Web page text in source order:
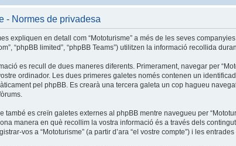
- Normes de privadesa
expliquen en detall com “Mototurisme” a més de les seves companyies
“phpBB limited”, “phpBB Teams”) utilitzen la informació recollida
es recull de dues maneres diferents. Primerament, navegar per
ordinador. Les dues primeres galetes només contenen un
pel phpBB. Es crearà una tercera galeta un cop hagueu
també es creïn galetes externes al phpBB mentre navegueu per
manera en què recollim la vostra informació és a través dels
vos a “Mototurisme” (a partir d’ara “el vostre compte”) i les